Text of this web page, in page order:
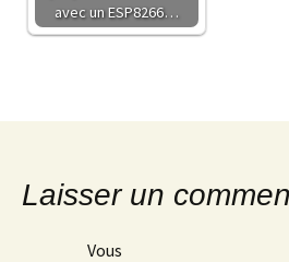
avec un ESP8266…
Laisser un
Vous